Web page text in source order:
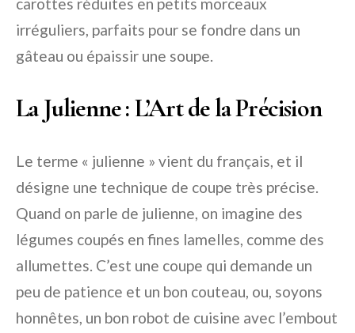
irréguliers, parfaits pour se fondre dans un
gâteau ou épaissir une soupe.
La Julienne : L’Art de la Précision
Le terme « julienne » vient du français, et il
désigne une technique de coupe très précise.
Quand on parle de julienne, on imagine des
légumes coupés en fines lamelles, comme des
allumettes. C’est une coupe qui demande un
peu de patience et un bon couteau, ou, soyons
honnêtes, un bon robot de cuisine avec l’embout